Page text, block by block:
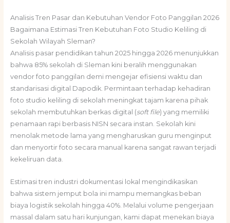
Analisis Tren Pasar dan Kebutuhan Vendor Foto Panggilan 2026
Bagaimana Estimasi Tren Kebutuhan Foto Studio Keliling di
Sekolah Wilayah Sleman?
Analisis pasar pendidikan tahun 2025 hingga 2026 menunjukkan
bahwa 85% sekolah di Sleman kini beralih menggunakan
vendor foto panggilan demi mengejar efisiensi waktu dan
standarisasi digital Dapodik. Permintaan terhadap kehadiran
foto studio keliling di sekolah meningkat tajam karena pihak
sekolah membutuhkan berkas digital (soft file) yang memiliki
penamaan rapi berbasis NISN secara instan. Sekolah kini
menolak metode lama yang mengharuskan guru menginput
dan menyortir foto secara manual karena sangat rawan terjadi
kekeliruan data.
Estimasi tren industri dokumentasi lokal mengindikasikan
bahwa sistem jemput bola ini mampu memangkas beban
biaya logistik sekolah hingga 40%. Melalui volume pengerjaan
massal dalam satu hari kunjungan, kami dapat menekan biaya